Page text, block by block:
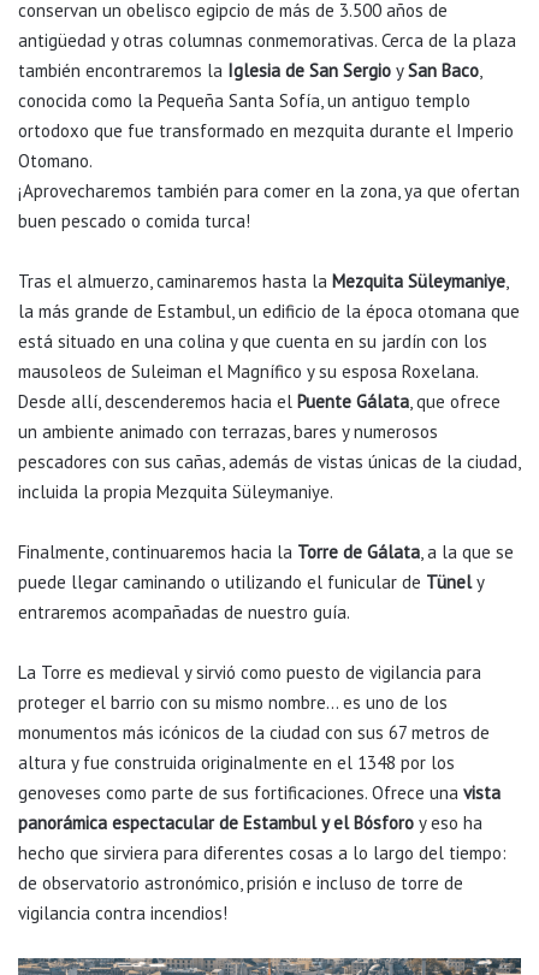
conservan un obelisco egipcio de más de 3.500 años de
antigüedad y otras columnas conmemorativas. Cerca de la plaza
también encontraremos la Iglesia de San Sergio ySan Baco
conocida como la Pequeña Santa Sofía, un antiguo templo
ortodoxo que fue transformado en mezquita durante el Imperio
Otomano.
¡Aprovecharemos también para comer en la zona, ya que ofertan
buen pescado o comida turca!
Tras el almuerzo, caminaremos hasta la Mezquita Süleymaniye
la más grande de Estambul, un edificio de la época otomana que
está situado en una colina y que cuenta en su jardín con los
mausoleos de Suleiman el Magnífico y su esposa Roxelana.
Desde allí, descenderemos hacia el Puente Gálata , que ofrece
un ambiente animado con terrazas, bares y numerosos
pescadores con sus cañas, además de vistas únicas de la ciudad,
incluida la propia Mezquita Süleymaniye.
Finalmente, continuaremos hacia la Torre de Gálata , a la que se
puede llegar caminando o utilizando el funicular de Tünely
entraremos acompañadas de nuestro guía.
La Torre es medieval y sirvió como puesto de vigilancia para
proteger el barrio con su mismo nombre… es uno de los
monumentos más icónicos de la ciudad con sus 67 metros de
altura y fue construida originalmente en el 1348 por los
genoveses como parte de sus fortificaciones. Ofrece una vista
panorámica espectacular de Estambul y el Bósforo y eso ha
hecho que sirviera para diferentes cosas a lo largo del tiempo:
de observatorio astronómico, prisión e incluso de torre de
vigilancia contra incendios!